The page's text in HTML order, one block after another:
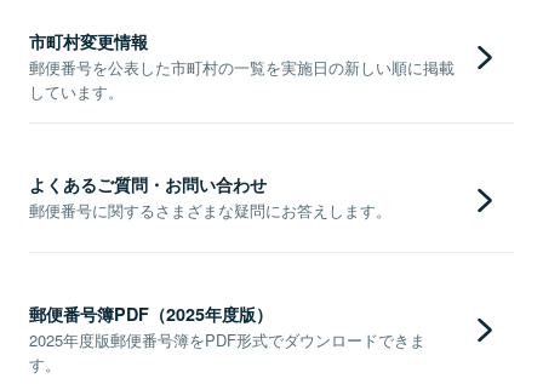
市町村変更情報
郵便番号を公表した市町村の一覧を実施日の新しい順に掲載
しています。
よくあるご質問・お問い合わせ
郵便番号に関するさまざまな疑問にお答えします。
郵便番号簿PDF（2025年度版）
2025年度版郵便番号簿をPDF形式でダウンロードできま
す。